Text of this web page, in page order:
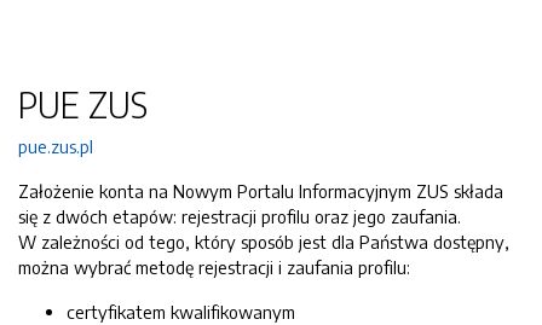
PUE ZUS
pue.zus.pl
Założenie konta na Nowym Portalu Informacyjnym ZUS składa
się z dwóch etapów: rejestracji profilu oraz jego zaufania.
W zależności od tego, który sposób jest dla Państwa dostępny,
można wybrać metodę rejestracji i zaufania profilu:
certyfikatem kwalifikowanym